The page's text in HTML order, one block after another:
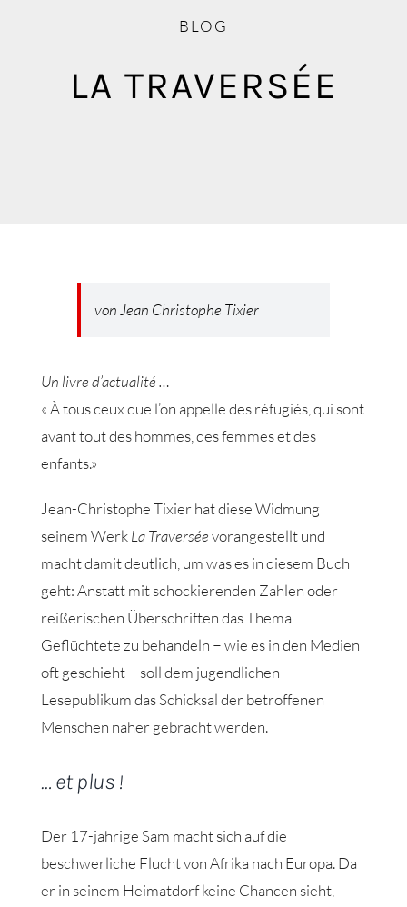
BLOG
LA TRAVERSÉE
von Jean Christophe Tixier
Un livre d’actualité …
« À tous ceux que l’on appelle des réfugiés, qui sont
avant tout des hommes, des femmes et des
enfants.»
Jean-Christophe Tixier hat diese Widmung
seinem WerkLa Traverséevorangestellt und
macht damit deutlich, um was es in diesem Buch
geht: Anstatt mit schockierenden Zahlen oder
reißerischen Überschriften das Thema
Geflüchtete zu behandeln − wie es in den Medien
oft geschieht − soll dem jugendlichen
Lesepublikum das Schicksal der betroffenen
Menschen näher gebracht werden.
… et plus !
Der 17-jährige Sam macht sich auf die
beschwerliche Flucht von Afrika nach Europa. Da
er in seinem Heimatdorf keine Chancen sieht,